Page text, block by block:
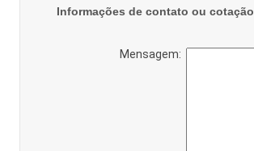
Informações de contato ou cotação
Mensagem: